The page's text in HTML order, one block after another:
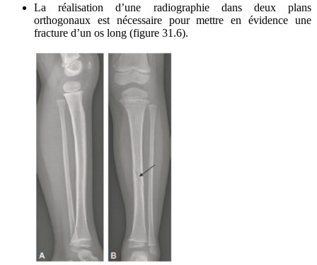
La réalisation d’une radiographie dans deux plans
orthogonaux est nécessaire pour mettre en évidence une
fracture d’un os long (figure 31.6).